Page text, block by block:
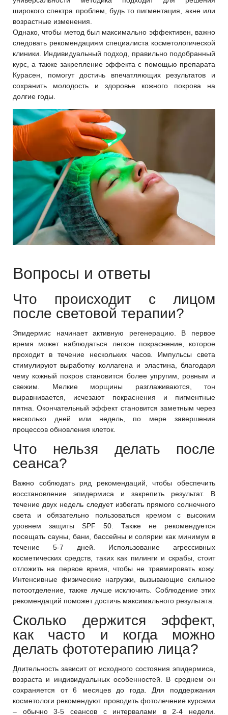
широкого спектра проблем, будь то пигментация, акне или
возрастные изменения.
Однако, чтобы метод был максимально эффективен, важно
следовать рекомендациям специалиста косметологической
клиники. Индивидуальный подход, правильно подобранный
курс, а также закрепление эффекта с помощью препарата
Курасен, помогут достичь впечатляющих результатов и
сохранить молодость и здоровье кожного покрова на
долгие годы.
Вопросы и ответы
Что происходит с лицом
после световой терапии?
Эпидермис начинает активную регенерацию. В первое
время может наблюдаться легкое покраснение, которое
проходит в течение нескольких часов. Импульсы света
стимулируют выработку коллагена и эластина, благодаря
чему кожный покров становится более упругим, ровным и
свежим. Мелкие морщины разглаживаются, тон
выравнивается, исчезают покраснения и пигментные
пятна. Окончательный эффект становится заметным через
несколько дней или недель, по мере завершения
процессов обновления клеток.
Что нельзя делать после
сеанса?
Важно соблюдать ряд рекомендаций, чтобы обеспечить
восстановление эпидермиса и закрепить результат. В
течение двух недель следует избегать прямого солнечного
света и обязательно пользоваться кремом с высоким
уровнем защиты SPF 50. Также не рекомендуется
посещать сауны, бани, бассейны и солярии как минимум в
течение 5-7 дней. Использование агрессивных
косметических средств, таких как пилинги и скрабы, стоит
отложить на первое время, чтобы не травмировать кожу.
Интенсивные физические нагрузки, вызывающие сильное
потоотделение, также лучше исключить. Соблюдение этих
рекомендаций поможет достичь максимального результата.
Сколько держится эффект,
как часто и когда можно
делать фототерапию лица?
Длительность зависит от исходного состояния эпидермиса,
возраста и индивидуальных особенностей. В среднем он
сохраняется от 6 месяцев до года. Для поддержания
косметологи рекомендуют проводить фотолечение курсами
– обычно 3-5 сеансов с интервалами в 2-4 недели.